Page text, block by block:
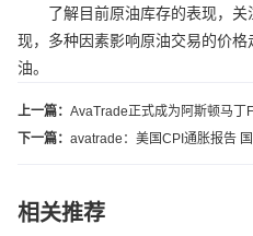
了解目前原油库存的表现，关
现，多种因素影响原油交易的价
油。
上一篇： AvaTrade正式成为阿斯顿马丁
下一篇： avatrade：美国CPI通胀报告
相关推荐